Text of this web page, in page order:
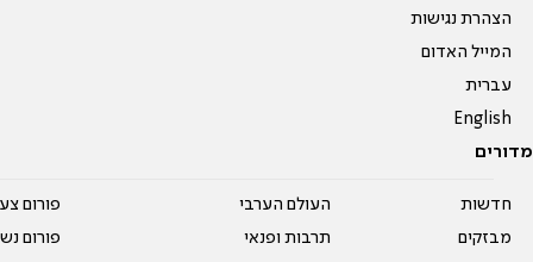
הצהרת נגישות
המייל האדום
עברית
English
מדורים
חדשות
מבזקים
העולם הערבי
תרבות ופנאי
פורום
פורום